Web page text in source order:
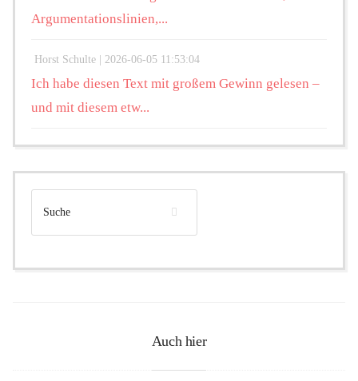
Argumentationslinien,...
Horst Schulte | 2026-06-05 11:53:04
Ich habe diesen Text mit großem Gewinn gelesen –
und mit diesem etw...
Auch hier